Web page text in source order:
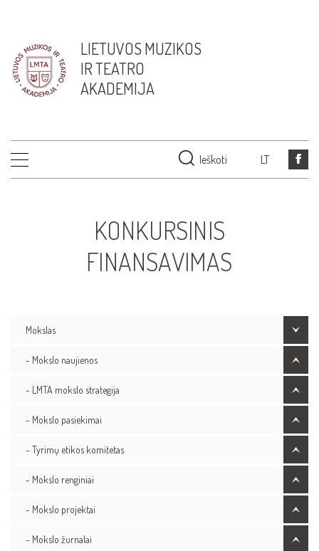
LIETUVOS MUZIKOS
IR TEATRO
AKADEMIJA
Ieškoti LT
KONKURSINIS
FINANSAVIMAS
Mokslas
- Mokslo naujienos
- LMTA mokslo strategija
- Mokslo pasiekimai
- Tyrimų etikos komitetas
- Mokslo renginiai
- Mokslo projektai
- Mokslo žurnalai